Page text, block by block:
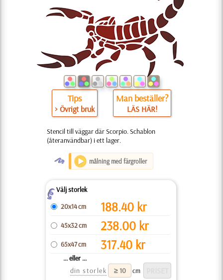
Tips
> Övrigt bruk
Man beställer?
LÄS HÄR!
Stencil till väggar där Scorpio. Schablon
(återanvändbar) i ett lager.
O målning med färgroller
ZVälj storlek
20x14 cm
188.40 kr
45x32 cm 238.00 kr
65x47 cm 317.40 kr
... eller ...
din storlek
cm